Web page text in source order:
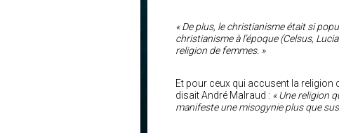
« De plus, le christianisme était si
christianisme à l’époque (Celsus,
religion de femmes. »
Et pour ceux qui accusent la religion
disait André Malraud : « Une religion
manifeste une misogynie plus que